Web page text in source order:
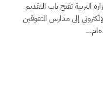
التربية تفتح باب التقديم
إلى مدارس المتفوقين